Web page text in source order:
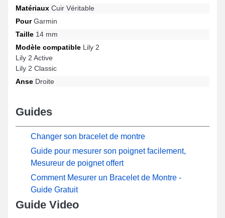
incomparable.
Matériaux Cuir Véritable
PourGarmin
Taille 14 mm
Modèle compatible Lily 2
Lily 2 Active
Lily 2 Classic
Anse Droite
Guides
Changer son bracelet de montre
Guide pour mesurer son poignet facilement,
Mesureur de poignet offert
Comment Mesurer un Bracelet de Montre -
Guide Gratuit
Guide Video